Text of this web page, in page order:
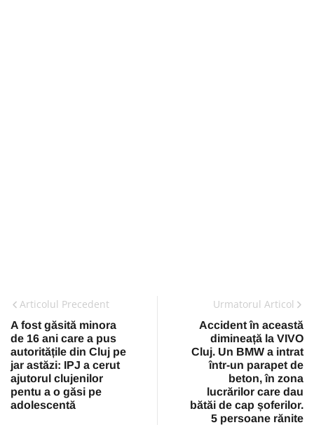
Articolul Precedent
A fost găsită minora
de 16 ani care a pus
autoritățile din Cluj pe
jar astăzi: IPJ a cerut
ajutorul clujenilor
pentu a o găsi pe
adolescentă
Urmatorul Articol
Accident în această
dimineață la VIVO
Cluj. Un BMW a intrat
într-un parapet de
beton, în zona
lucrărilor care dau
bătăi de cap șoferilor.
5 persoane rănite